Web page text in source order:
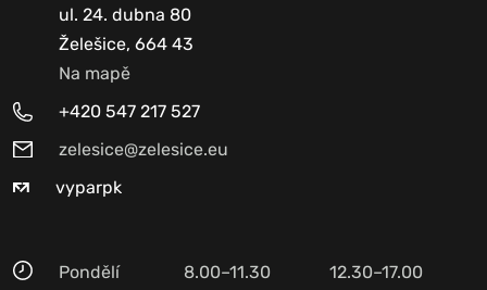
ul. 24. dubna 80
Želešice, 664 43
Na mapě
+420 547 217 527
zelesice@zelesice.eu
vyparpk
Pondělí 8.00–11.30
12.30–17.00